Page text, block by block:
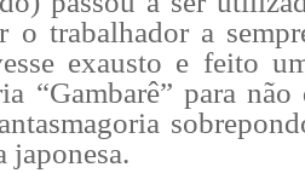
o trabalhador a
exausto e feito
“Gambarê” para
japonesa.